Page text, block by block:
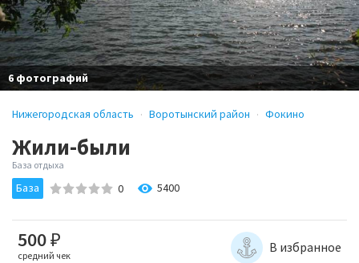
6 фотографий
Нижегородская область Воротынский район Фокино
Жили-были
База отдыха
База 0 5400
500₽
средний чек
В избранное